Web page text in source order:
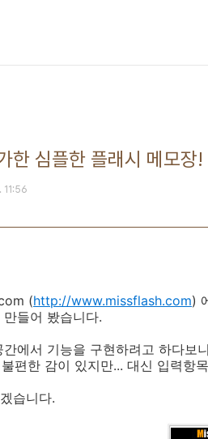
한 심플한 플래시 메모장!
11:56
(http://www.missflash.com)
들어 봤습니다.
에서 기능을 구현하려고 하다보
편한 감이 있지만... 대신 입력항
습니다.